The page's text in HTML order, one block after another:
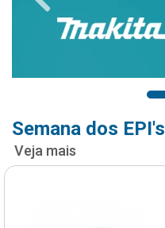
Semana dos EPI's
Veja mais